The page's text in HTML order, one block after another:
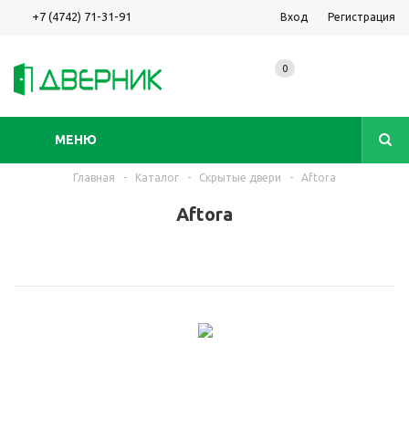
+7 (4742) 71-31-91 Вход Регистрация
МЕНЮ
0
Главная - Каталог - Скрытые двери - Aftora
Aftora